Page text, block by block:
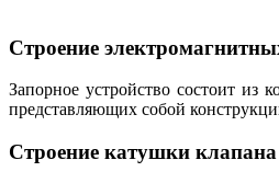
Строение
Запорное устройство состоит из
представляющих собой
Строение катушки клапана